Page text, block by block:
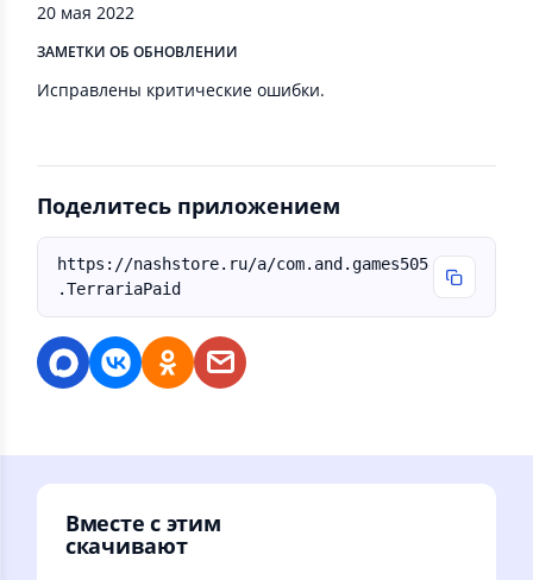
20 мая 2022
ЗАМЕТКИ ОБ ОБНОВЛЕНИИ
Исправлены критические ошибки.
Поделитесь приложением
https://nashstore.ru/a/com.and.games505
.TerrariaPaid
Вместе с этим
скачивают